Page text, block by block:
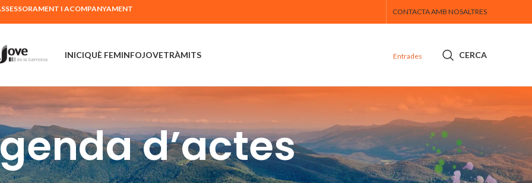
I ACOMPANYAMENT CONTACTA AMB NOSALTRES
INICIQUÈ FEMINFOJOVETRÀMITS Entrades CERCA
d’actes